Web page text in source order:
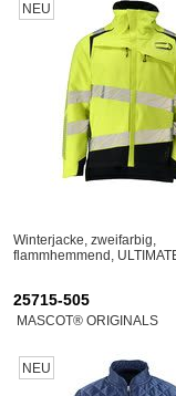
NEU
Winterjacke, zweifarbig,
flammhemmend,
25715-505
MASCOT® ORIGINALS
NEU